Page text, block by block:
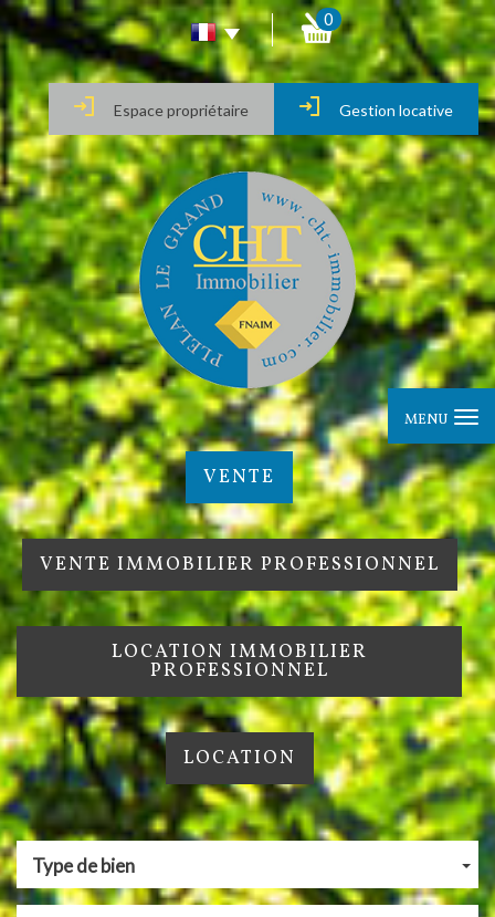
0
Gestion locative
Espace propriétaire
MENU
VENTE
VENTE IMMOBILIER PROFESSIONNEL
LOCATION IMMOBILIER
PROFESSIONNEL
LOCATION
Type de bien